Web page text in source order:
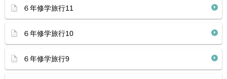
６年修学旅行11
６年修学旅行10
６年修学旅行9